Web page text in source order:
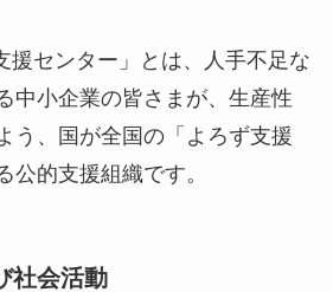
センター」とは、人手不足な
中小企業の皆さまが、生産性
う、国が全国の「よろず支援
公的支援組織です。
社会活動